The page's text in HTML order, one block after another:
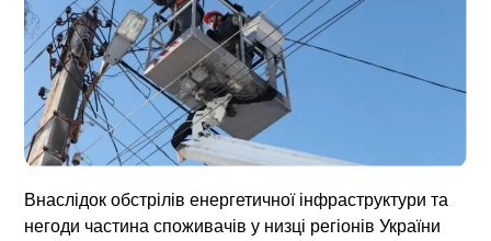
Внаслідок обстрілів енергетичної інфраструктури та
негоди частина споживачів у низці регіонів України